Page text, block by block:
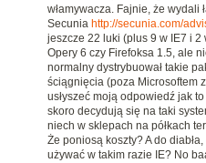
włamywacza. Fajnie, że wydali
Secunia http://secunia.com/
jeszcze 22 luki (plus 9 w IE7 i
Opery 6 czy Firefoksa 1.5, ale
normalny dystrybuował takie
ściągnięcia (poza Microsoftem
usłyszeć moją odpowiedź jak
skoro decydują się na taki
niech w sklepach na półkach
Że poniosą koszty? A do
używać w takim razie IE? No